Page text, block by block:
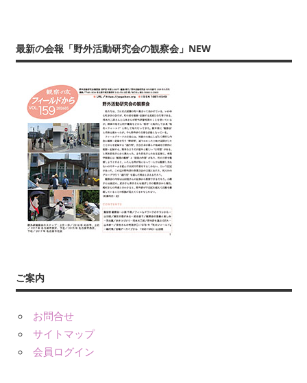
多
研
究
は、
年
数
回
刊
行
す
報
ィ
ー
ル
最新の会報「野外活動研究会の観察会」NEW
ご案内
お問合せ
サイトマップ
会員ログイン